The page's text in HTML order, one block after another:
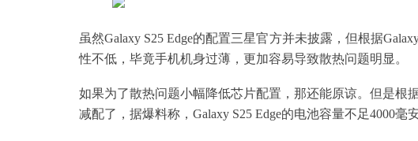
虽然Galaxy S25 Edge的配置三星官方并未披露，但根据
性不低，毕竟手机机身过薄，更加容易导致散热问题明显。
如果为了散热问题小幅降低芯片配置，那还能原谅。但是根
减配了，据爆料称，Galaxy S25 Edge的电池容量不足4000毫